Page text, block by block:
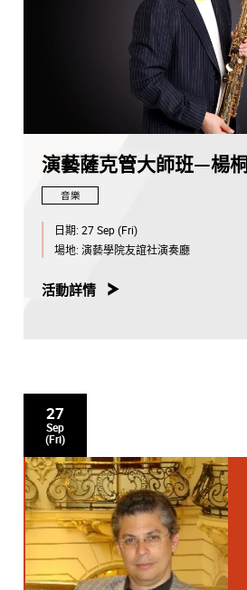
演藝薩克管大師班—楊桐
音樂
日期: 27 Sep (Fri)
場地: 演藝學院友誼社演奏廳
活動詳情
27
Sep
(Fri)